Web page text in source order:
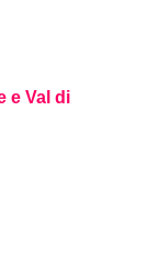
e Val di